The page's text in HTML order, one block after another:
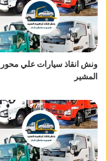
ونش انقاذ سيارات علي محور
المشير